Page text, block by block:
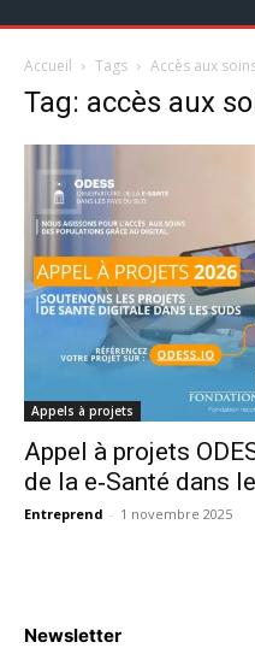
Accueil Tags Accès aux
Tag: accès aux
Appels à projets
Appel à projets
de la e‑Santé dans
Entreprend - 1 novembre 2025
Newsletter